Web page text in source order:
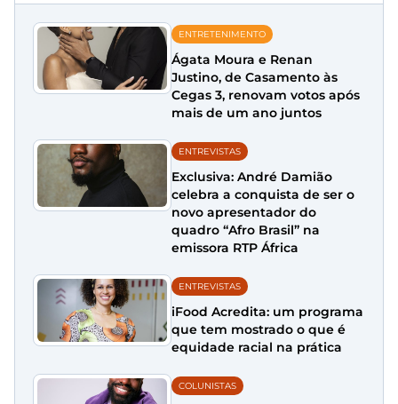
ENTRETENIMENTO
Ágata Moura e Renan
Justino, de Casamento às
Cegas 3, renovam votos após
mais de um ano juntos
ENTREVISTAS
Exclusiva: André Damião
celebra a conquista de ser o
novo apresentador do
quadro “Afro Brasil” na
emissora RTP África
ENTREVISTAS
iFood Acredita: um programa
que tem mostrado o que é
equidade racial na prática
COLUNISTAS